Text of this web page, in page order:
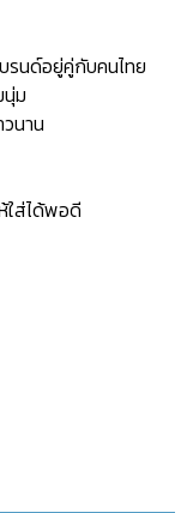
รนด์อยู่คู่กับคนไทย
ม
นาน
ใส่ได้พอดี